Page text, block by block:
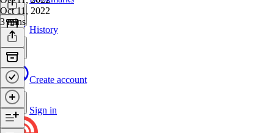
History
Create account
Sign in
Oct 11, 2022
3 mins